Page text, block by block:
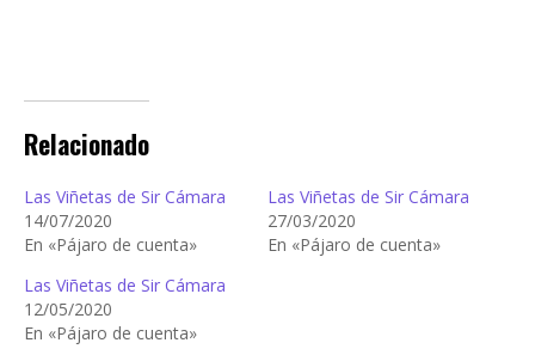
Relacionado
Las Viñetas de Sir Cámara
14/07/2020
En «Pájaro de cuenta»
Las Viñetas de Sir Cámara
27/03/2020
En «Pájaro de cuenta»
Las Viñetas de Sir Cámara
12/05/2020
En «Pájaro de cuenta»